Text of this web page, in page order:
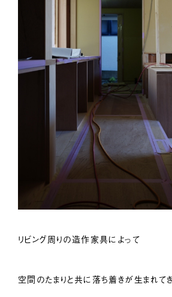
リビング周りの造作家具によって
空間のたまりと共に落ち着きが生まれてき